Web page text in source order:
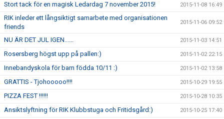
Stort tack för en magisk Ledardag 7 november 2015! 2015-11-08 16:49
RIK inleder ett långsiktigt samarbete med organisationen
friends
2015-11-06 09:52
NU ÄR DET JUL IGEN...... 2015-11-03 14:51
Rosersberg högst upp på pallen:) 2015-11-02 22:15
Innebandyskola för barn födda 10/11 :) 2015-11-02 13:58
GRATTIS - Tjohooooo!!!! 2015-10-29 19:55
PIZZA FEST !!!!!! 2015-10-28 10:35
Ansiktslyftning för RIK Klubbstuga och Fritidsgård:) 2015-10-25 17:40